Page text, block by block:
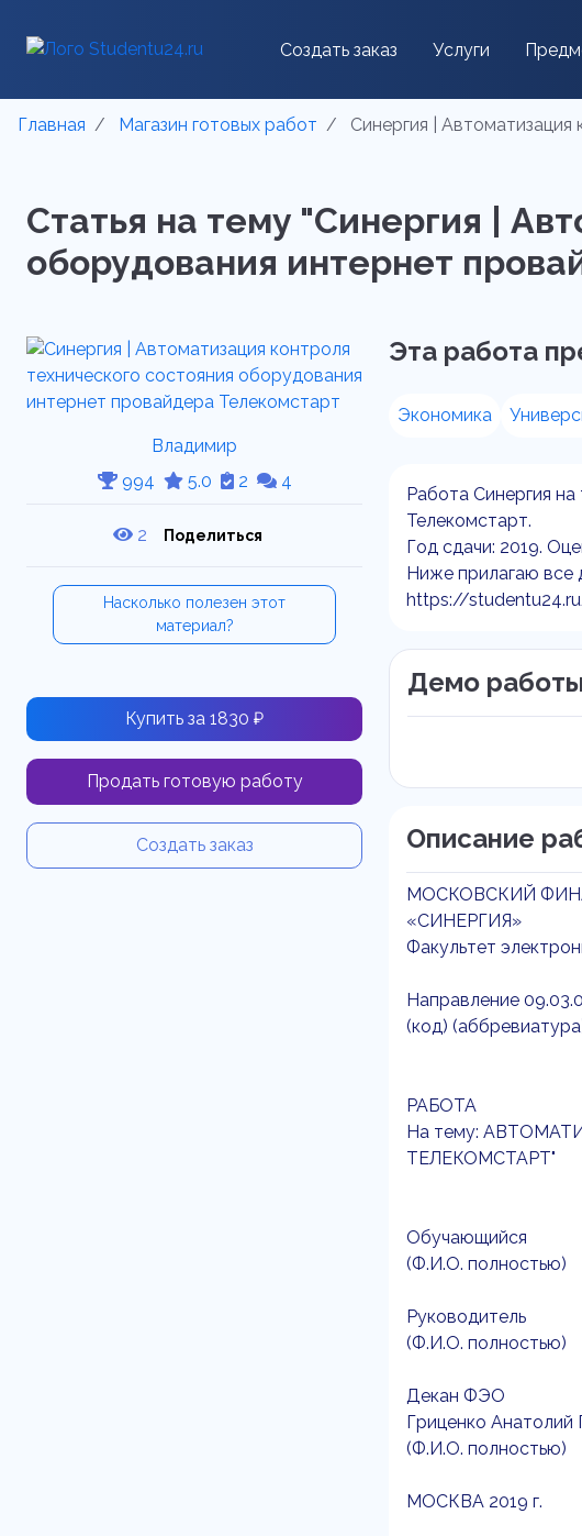
Создать заказ Услуги
Главная Магазин готовых работ Синергия |
Статья на тему "Синергия |
оборудования интернет
Владимир
994
5.0 2 4
2 Поделиться
Насколько полезен этот
материал?
Купить за 1830 ₽
Продать готовую работу
Создать заказ
Эта работа
Экономика
Работа Синергия
Телекомстарт.
Год сдачи: 2019.
Ниже прилагаю все
https://
Демо
Описание
МОСКОВСКИЙ
«СИНЕРГИЯ»
Факультет
Направление
(код)
РАБОТА
На тему:
ТЕЛЕКОМСТАРТ"
Обучающийся
(Ф.И.О. полностью)
Руководитель
(Ф.И.О. полностью)
Декан ФЭО
Гриценко Анатолий
(Ф.И.О. полностью)
МОСКВА 2019 г.